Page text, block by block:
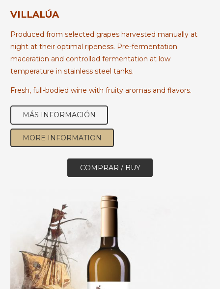
VILLALÚA
Produced from selected grapes harvested manually at
night at their optimal ripeness. Pre-fermentation
maceration and controlled fermentation at low
temperature in stainless steel tanks.
Fresh, full-bodied wine with fruity aromas and flavors.
MÁS INFORMACIÓN
MORE INFORMATION
COMPRAR / BUY